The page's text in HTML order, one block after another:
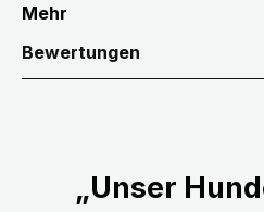
Mehr
Bewertungen
„Unser